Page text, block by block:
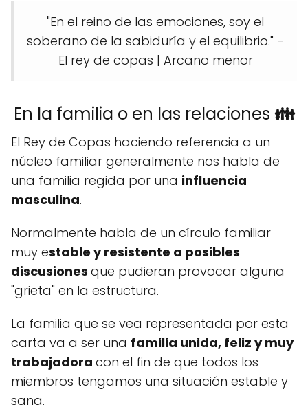
"En el reino de las emociones, soy el
soberano de la sabiduría y el equilibrio." -
El rey de copas | Arcano menor
En la familia o en las relaciones 👪
El Rey de Copas haciendo referencia a un
núcleo familiar generalmente nos habla de
una familia regida por una influencia
masculina.
Normalmente habla de un círculo familiar
muy estable y resistente a posibles
discusiones que pudieran provocar alguna
"grieta" en la estructura.
La familia que se vea representada por esta
carta va a ser una familia unida, feliz y muy
trabajadora con el fin de que todos los
miembros tengamos una situación estable y
sana.